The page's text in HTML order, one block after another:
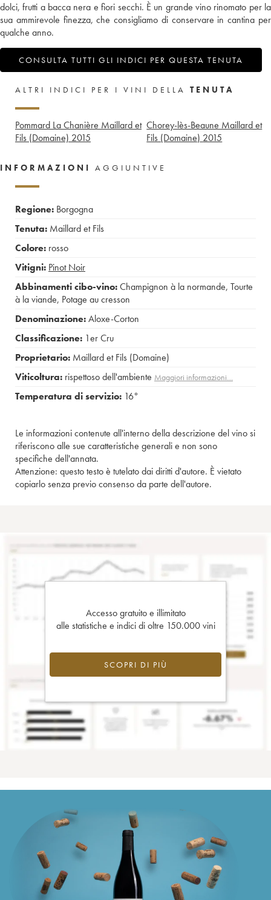
dolci, frutti a bacca nera e fiori secchi. È un grande vino rinomato per la
sua ammirevole finezza, che consigliamo di conservare in cantina per
qualche anno.
CONSULTA TUTTI GLI INDICI PER QUESTA TENUTA
ALTRI INDICI PER I VINI DELLA TENUTA
Pommard La Chanière Maillard et
Fils (Domaine) 2015
Chorey-lès-Beaune Maillard et
Fils (Domaine) 2015
INFORMAZIONI AGGIUNTIVE
Regione: Borgogna
Tenuta: Maillard et Fils
Colore: rosso
Vitigni: Pinot Noir
Abbinamenti cibo-vino:Champignon à la normande, Tourte
à la viande, Potage au cresson
Denominazione:Aloxe-Corton
Classificazione: 1er Cru
Proprietario: Maillard et Fils (Domaine)
Viticoltura: rispettoso dell'ambiente Maggiori informazioni…
Temperatura di servizio: 16°
Le informazioni contenute all'interno della descrizione del vino si
riferiscono alle sue caratteristiche generali e non sono
specifiche dell'annata.
Attenzione: questo testo è tutelato dai diritti d'autore. È vietato
copiarlo senza previo consenso da parte dell'autore.
Accesso gratuito e illimitato
alle statistiche e indici di oltre 150.000 vini
SCOPRI DI PIÙ